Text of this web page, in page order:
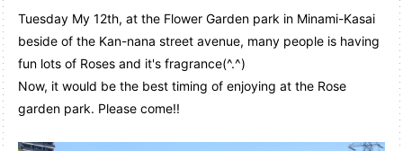
Tuesday My 12th, at the Flower Garden park in Minami-Kasai
beside of the Kan-nana street avenue, many people is having
fun lots of Roses and it's fragrance(^.^)
Now, it would be the best timing of enjoying at the Rose
garden park. Please come!!